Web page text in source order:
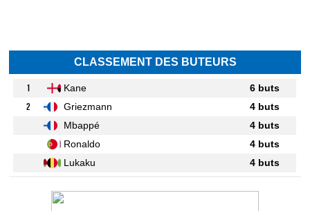
CLASSEMENT DES BUTEURS
1 Kane
6 buts
2
Griezmann
4 buts
Mbappé
4 buts
Ronaldo
4 buts
Lukaku
4 buts